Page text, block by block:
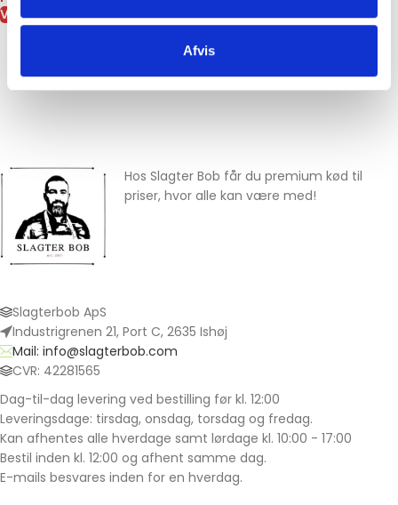
Afvis
VÆLG MULIGHEDER
Fra229,00kr.
Hos Slagter Bob får du premium kød til
priser, hvor alle kan være med!
Slagterbob ApS
Industrigrenen 21, Port C, 2635 Ishøj
Mail: info@slagterbob.com
CVR: 42281565
Dag-til-dag levering ved bestilling før kl. 12:00
Leveringsdage: tirsdag, onsdag, torsdag og fredag.
Kan afhentes alle hverdage samt lørdage kl. 10:00 - 17:00
Bestil inden kl. 12:00 og afhent samme dag.
E-mails besvares inden for en hverdag.